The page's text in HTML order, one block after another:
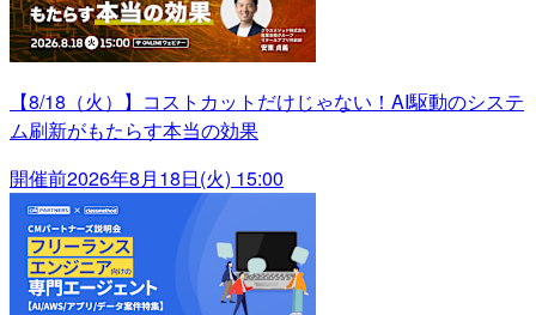
【8/18（火）】コストカットだけじゃない！AI駆動のシステ
ム刷新がもたらす本当の効果
開催前2026年8月18日(火) 15:00